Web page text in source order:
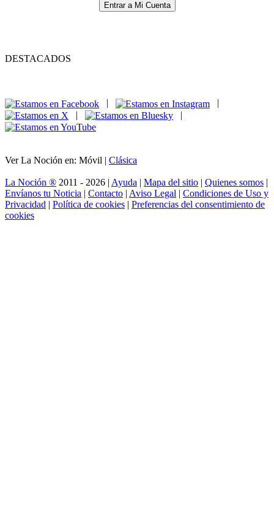
Entrar a Mi Cuenta
DESTACADOS
|
|
Ver La Noción en: Móvil | Clásica
La Noción ® 2011 - 2026 | Ayuda | Mapa del sitio | Quienes somos |
Envíanos tu Noticia | Contacto | Aviso Legal | Condiciones de Uso y
Privacidad | Política de cookies | Preferencias del consentimiento de
cookies